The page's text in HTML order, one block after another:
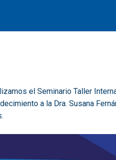
el Seminario Taller
a la Dra. Susana